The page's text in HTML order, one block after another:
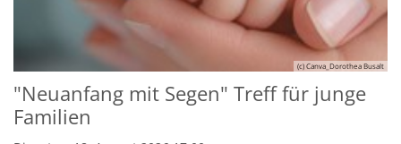
(c) Canva_Dorothea Busalt
"Neuanfang mit Segen" Treff für junge
Familien